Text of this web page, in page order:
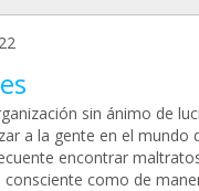
sin ánimo de
a la gente en el mundo
encontrar
como de